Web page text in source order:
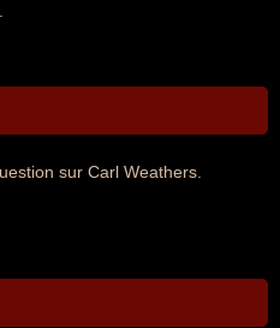
sur Carl Weathers.